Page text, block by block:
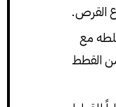
القرص.
مع
القطط